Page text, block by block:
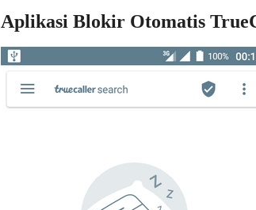
Aplikasi Blokir Otomatis